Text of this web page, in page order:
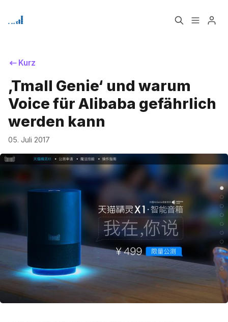
Home
Signup Bitte geben Sie mindestens 3 Zeichen ein
Kurz
‚Tmall Genie‘ und warum
Voice für Alibaba gefährlich
werden kann
05. Juli 2017